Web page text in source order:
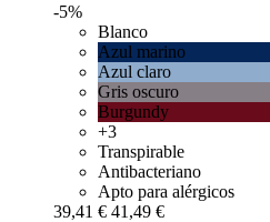
-5%
Blanco
Azul marino
Azul claro
Gris oscuro
Burgundy
+3
Transpirable
Antibacteriano
Apto para alérgicos
39,41 € 41,49 €